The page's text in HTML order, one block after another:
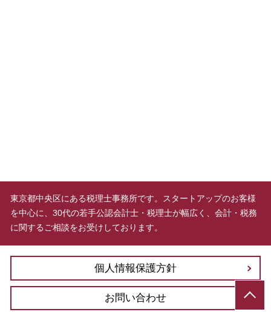
東京都中央区にある税理士事務所です。スタートアップのお客様
を中心に、30代の若手公認会計士・税理士が幅広く、会計・税務
に関するご相談をお受けしております。
個人情報保護方針
お問い合わせ